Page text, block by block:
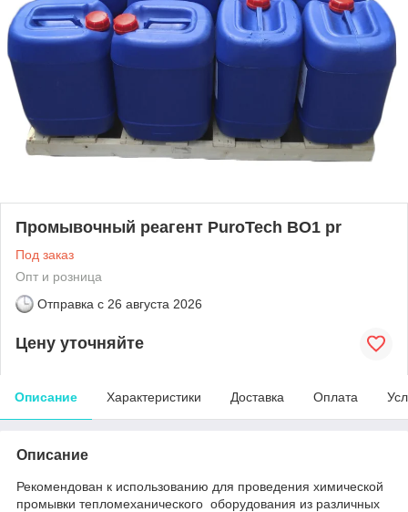
Промывочный реагент PuroTech BO1 pr
Под заказ
Опт и розница
Отправка с 26 августа 2026
Цену уточняйте
Описание Характеристики Доставка Оплата
Описание
Рекомендован к использованию для проведения химической
промывки тепломеханического оборудования из различных